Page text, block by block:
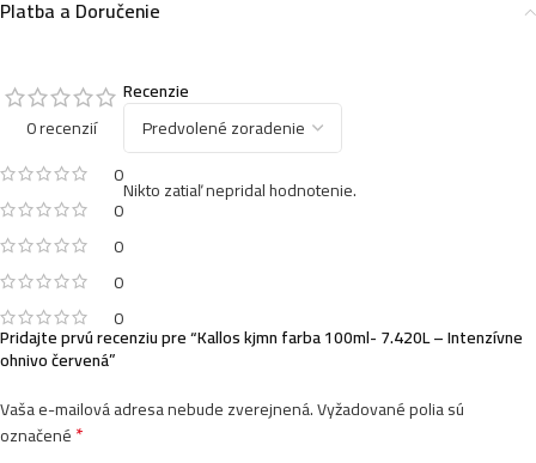
Kallos kjmn farba 100ml- 6.34 – Zlato medený blond
Kallos kjmn farba 100ml- 6.60 – Intenzívne červená
3,99
Kallos kjmn farba 100ml- 8.4 – Svetlo medený blond
3,99
Kallos kjmn farba 100ml- 12.20 – Špeciál ultra
fialová blond
Platba a Doručenie
0 recenzií
0
0
0
0
0
Recenzie
Nikto zatiaľ nepridal hodnotenie.
Pridajte prvú recenziu pre “Kallos kjmn farba 100ml- 7.420L – Intenzívne
ohnivo červená”
Vaša e-mailová adresa nebude zverejnená.Vyžadované polia sú
označené*